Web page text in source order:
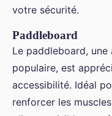
votre sécurité.
Paddleboard
Le paddleboard,
populaire, est
accessibilité. Idéal
renforcer les